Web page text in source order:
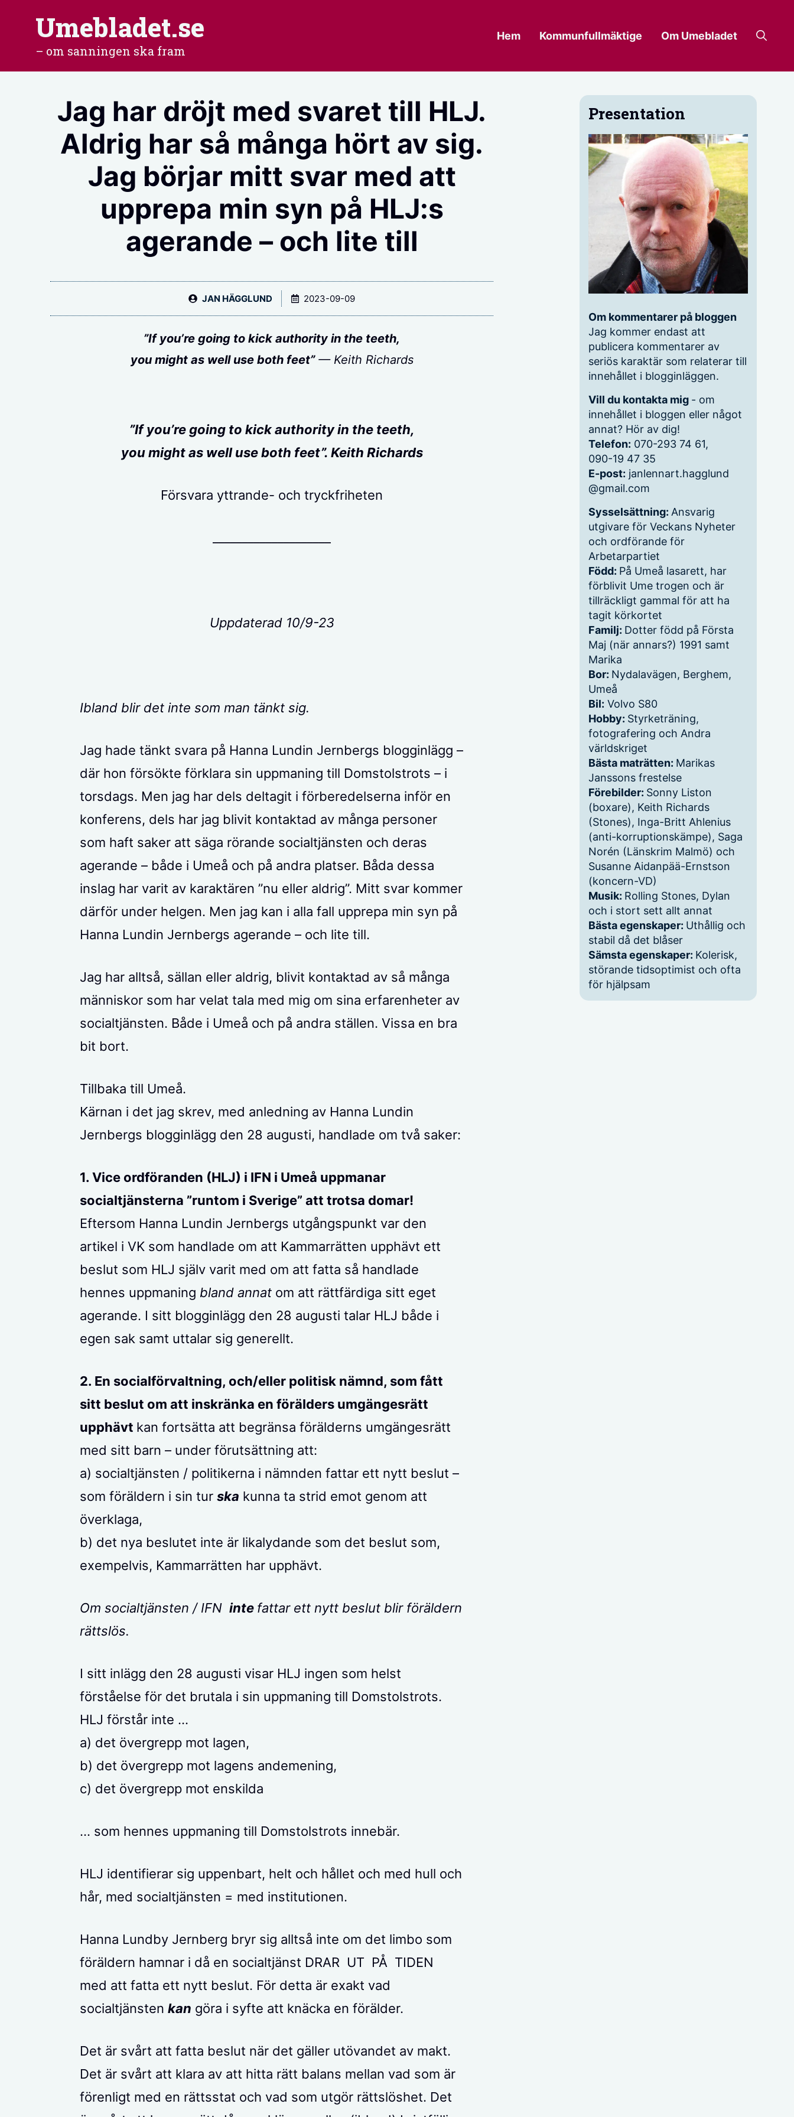
innehåll
Umebladet.se
– om sanningen ska fram
Hem Kommunfullmäktige Om Umebladet
Jag har dröjt med svaret till HLJ.
Aldrig har så många hört av sig.
Jag börjar mitt svar med att
upprepa min syn på HLJ:s
agerande – och lite till
JAN HÄGGLUND 2023-09-09
”If you’re going to kick authority in the teeth,
you might as well use both feet”— Keith Richards
”If you’re going to kick authority in the teeth,
you might as well use both feet”. Keith Richards
Försvara yttrande- och tryckfriheten
Uppdaterad 10/9-23
Ibland blir det inte som man tänkt sig.
Jag hade tänkt svara på Hanna Lundin Jernbergs blogginlägg –
där hon försökte förklara sin uppmaning till Domstolstrots – i
torsdags. Men jag har dels deltagit i förberedelserna inför en
konferens, dels har jag blivit kontaktad av många personer
som haft saker att säga rörande socialtjänsten och deras
agerande – både i Umeå och på andra platser. Båda dessa
inslag har varit av karaktären ”nu eller aldrig”. Mitt svar kommer
därför under helgen. Men jag kan i alla fall upprepa min syn på
Hanna Lundin Jernbergs agerande – och lite till.
Jag har alltså, sällan eller aldrig, blivit kontaktad av så många
människor som har velat tala med mig om sina erfarenheter av
socialtjänsten. Både i Umeå och på andra ställen. Vissa en bra
bit bort.
Tillbaka till Umeå.
Kärnan i det jag skrev, med anledning av Hanna Lundin
Jernbergs blogginlägg den 28 augusti, handlade om två saker:
1. Vice ordföranden (HLJ) i IFN i Umeå uppmanar
socialtjänsterna ”runtom i Sverige” att trotsa domar!
Eftersom Hanna Lundin Jernbergs utgångspunkt var den
artikel i VK som handlade om att Kammarrätten upphävt ett
beslut som HLJ själv varit med om att fatta så handlade
hennes uppmaning bland annat om att rättfärdiga sitt eget
agerande. I sitt blogginlägg den 28 augusti talar HLJ både i
egen sak samt uttalar sig generellt.
2. En socialförvaltning, och/eller politisk nämnd, som fått
sitt beslut om att inskränka en förälders umgängesrätt
upphävt kan fortsätta att begränsa förälderns umgängesrätt
med sitt barn – under förutsättning att:
a) socialtjänsten / politikerna i nämnden fattar ett nytt beslut –
som föräldern i sin turska kunna ta strid emot genom att
överklaga,
b) det nya beslutet inte är likalydande som det beslut som,
exempelvis, Kammarrätten har upphävt.
Om socialtjänsten / IFNinte fattar ett nytt beslut blir föräldern
rättslös.
I sitt inlägg den 28 augusti visar HLJ ingen som helst
förståelse för det brutala i sin uppmaning till Domstolstrots.
HLJ förstår inte …
a) det övergrepp mot lagen,
b) det övergrepp mot lagens andemening,
c) det övergrepp mot enskilda
… som hennes uppmaning till Domstolstrots innebär.
HLJ identifierar sig uppenbart, helt och hållet och med hull och
hår, med socialtjänsten = med institutionen.
Hanna Lundby Jernberg bryr sig alltså inte om det limbo som
föräldern hamnar i då en socialtjänst DRAR UT PÅ TIDEN
med att fatta ett nytt beslut. För detta är exakt vad
socialtjänstenkan göra i syfte att knäcka en förälder.
Det är svårt att fatta beslut när det gäller utövandet av makt.
Det är svårt att klara av att hitta rätt balans mellan vad som är
förenligt med en rättsstat och vad som utgör rättslöshet. Det
Presentation
Om kommentarer på bloggen
Jag kommer endast att
publicera kommentarer av
seriös karaktär som relaterar till
innehållet i blogginläggen.
Vill du kontakta mig - om
innehållet i bloggen eller något
annat? Hör av dig!
Telefon: 070-293 74 61,
090-19 47 35
E-post: janlennart.hagglund
@gmail.com
Sysselsättning: Ansvarig
utgivare för Veckans Nyheter
och ordförande för
Arbetarpartiet
Född: På Umeå lasarett, har
förblivit Ume trogen och är
tillräckligt gammal för att ha
tagit körkortet
Familj: Dotter född på Första
Maj (när annars?) 1991 samt
Marika
Bor: Nydalavägen, Berghem,
Umeå
Bil: Volvo S80
Hobby: Styrketräning,
fotografering och Andra
världskriget
Bästa maträtten: Marikas
Janssons frestelse
Förebilder: Sonny Liston
(boxare), Keith Richards
(Stones), Inga-Britt Ahlenius
(anti-korruptionskämpe), Saga
Norén (Länskrim Malmö) och
Susanne Aidanpää-Ernstson
(koncern-VD)
Musik: Rolling Stones, Dylan
och i stort sett allt annat
Bästa egenskaper: Uthållig och
stabil då det blåser
Sämsta egenskaper: Kolerisk,
störande tidsoptimist och ofta
för hjälpsam